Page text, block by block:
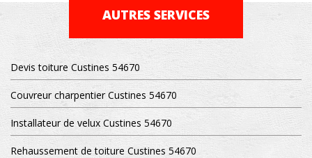
AUTRES SERVICES
Devis toiture Custines 54670
Couvreur charpentier Custines 54670
Installateur de velux Custines 54670
Rehaussement de toiture Custines 54670